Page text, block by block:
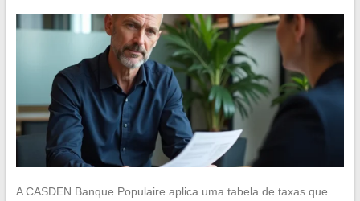
A CASDEN Banque Populaire aplica uma tabela de taxas que